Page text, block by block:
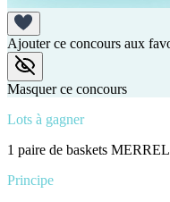
Ajouter ce concours aux
Masquer ce concours
Lots à gagner
1 paire de baskets
Principe